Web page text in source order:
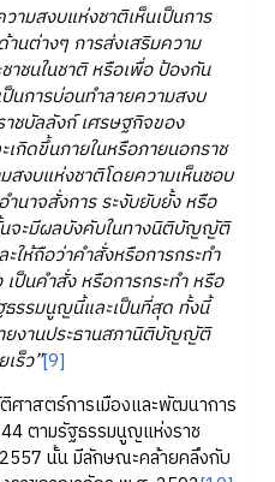
สงบแห่งชาติเห็นเป็นการ
านต่างๆ การส่งเสริมความ
ชนในชาติ หรือเพื่อ ป้องกัน
นการบ่อนทำลายความสงบ
ชบัลลังก์ เศรษฐกิจของ
เกิดขึ้นภายในหรือภายนอกราช
งบแห่งชาติโดยความเห็นชอบ
นาจสั่งการ ระงับยับยั้ง หรือ
นจะมีผลบังคับในทางนิติบัญญัติ
ให้ถือว่าคำสั่งหรือการกระทำ
ป็นคำสั่ง หรือการกระทำ หรือ
รรมนูญนี้และเป็นที่สุด ทั้งนี้
ยงานประธานสภานิติบัญญัติ
ร็ว”[9]
สตร์การเมืองและพัฒนาการ
ตามรัฐธรรมนูญแห่งราช
นั้น มีลักษณะคล้ายคลึงกับ